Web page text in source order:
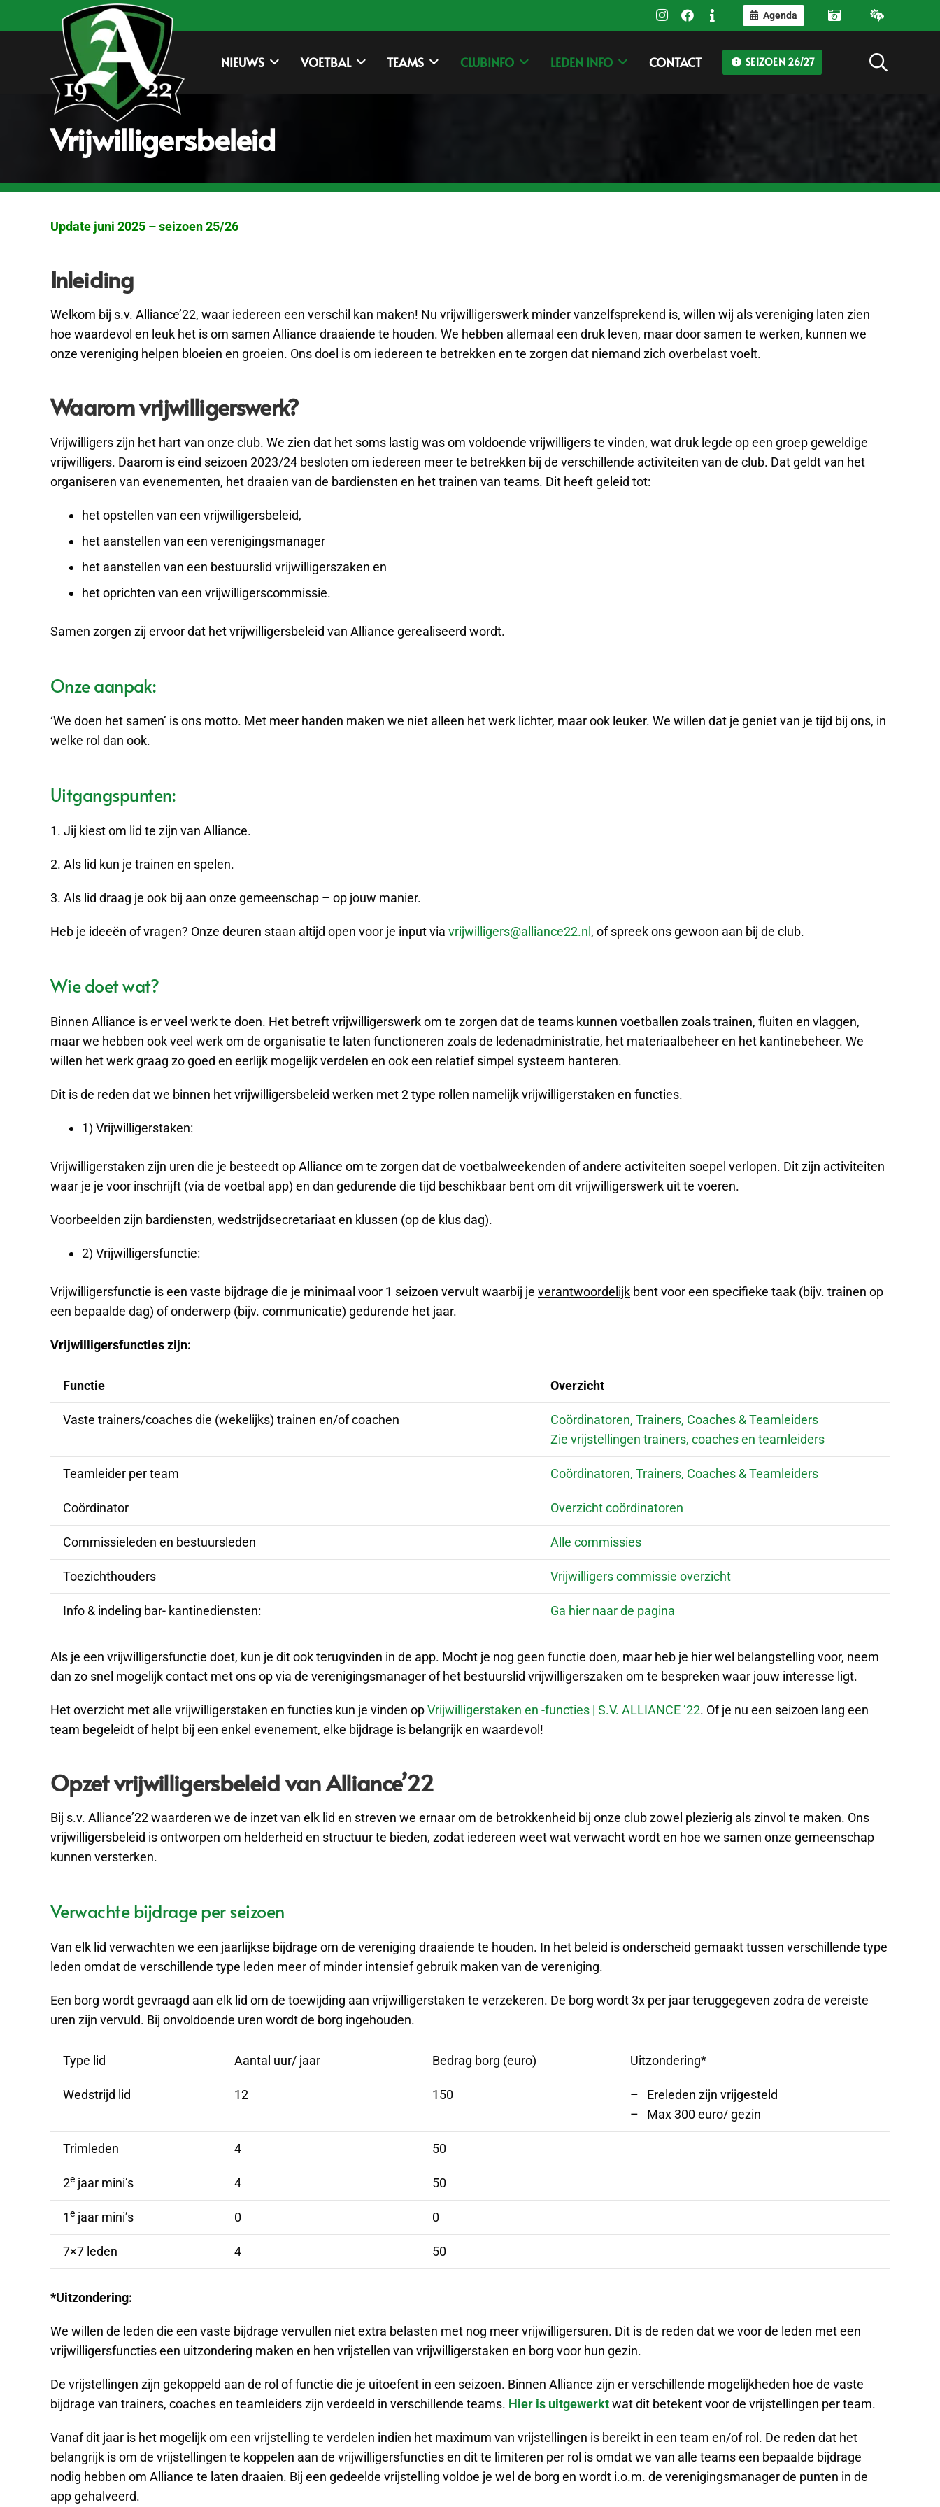
Agenda
NIEUWS VOETBAL TEAMS CLUBINFO LEDEN INFO CONTACT SEIZOEN 26/27
Vrijwilligersbeleid
Update juni 2025 – seizoen 25/26
Inleiding
Welkom bij s.v. Alliance’22, waar iedereen een verschil kan maken! Nu vrijwilligerswerk minder vanzelfsprekend is, willen wij als vereniging laten zien
hoe waardevol en leuk het is om samen Alliance draaiende te houden. We hebben allemaal een druk leven, maar door samen te werken, kunnen we
onze vereniging helpen bloeien en groeien. Ons doel is om iedereen te betrekken en te zorgen dat niemand zich overbelast voelt.
Waarom vrijwilligerswerk?
Vrijwilligers zijn het hart van onze club. We zien dat het soms lastig was om voldoende vrijwilligers te vinden, wat druk legde op een groep geweldige
vrijwilligers. Daarom is eind seizoen 2023/24 besloten om iedereen meer te betrekken bij de verschillende activiteiten van de club. Dat geldt van het
organiseren van evenementen, het draaien van de bardiensten en het trainen van teams. Dit heeft geleid tot:
het opstellen van een vrijwilligersbeleid,
het aanstellen van een verenigingsmanager
het aanstellen van een bestuurslid vrijwilligerszaken en
het oprichten van een vrijwilligerscommissie.
Samen zorgen zij ervoor dat het vrijwilligersbeleid van Alliance gerealiseerd wordt.
Onze aanpak:
‘We doen het samen’ is ons motto. Met meer handen maken we niet alleen het werk lichter, maar ook leuker. We willen dat je geniet van je tijd bij ons, in
welke rol dan ook.
Uitgangspunten:
1. Jij kiest om lid te zijn van Alliance.
2. Als lid kun je trainen en spelen.
3. Als lid draag je ook bij aan onze gemeenschap – op jouw manier.
Heb je ideeën of vragen? Onze deuren staan altijd open voor je input via vrijwilligers@alliance22.nl , of spreek ons gewoon aan bij de club.
Wie doet wat?
Binnen Alliance is er veel werk te doen. Het betreft vrijwilligerswerk om te zorgen dat de teams kunnen voetballen zoals trainen, fluiten en vlaggen,
maar we hebben ook veel werk om de organisatie te laten functioneren zoals de ledenadministratie, het materiaalbeheer en het kantinebeheer. We
willen het werk graag zo goed en eerlijk mogelijk verdelen en ook een relatief simpel systeem hanteren.
Dit is de reden dat we binnen het vrijwilligersbeleid werken met 2 type rollen namelijk vrijwilligerstaken en functies.
1) Vrijwilligerstaken:
Vrijwilligerstaken zijn uren die je besteedt op Alliance om te zorgen dat de voetbalweekenden of andere activiteiten soepel verlopen. Dit zijn activiteiten
waar je je voor inschrijft (via de voetbal app) en dan gedurende die tijd beschikbaar bent om dit vrijwilligerswerk uit te voeren.
Voorbeelden zijn bardiensten, wedstrijdsecretariaat en klussen (op de klus dag).
2) Vrijwilligersfunctie:
Vrijwilligersfunctie is een vaste bijdrage die je minimaal voor 1 seizoen vervult waarbij je verantwoordelijk bent voor een specifieke taak (bijv. trainen op
een bepaalde dag) of onderwerp (bijv. communicatie) gedurende het jaar.
Vrijwilligersfuncties zijn:
Functie Overzicht
Vaste trainers/coaches die (wekelijks) trainen en/of coachen
Coördinatoren, Trainers, Coaches & Teamleiders
Zie vrijstellingen trainers, coaches en teamleiders
Teamleider per team Coördinatoren, Trainers, Coaches & Teamleiders
Coördinator Overzicht coördinatoren
Commissieleden en bestuursleden Alle commissies
Toezichthouders Vrijwilligers commissie overzicht
Info & indeling bar- kantinediensten: Ga hier naar de pagina
Als je een vrijwilligersfunctie doet, kun je dit ook terugvinden in de app. Mocht je nog geen functie doen, maar heb je hier wel belangstelling voor, neem
dan zo snel mogelijk contact met ons op via de verenigingsmanager of het bestuurslid vrijwilligerszaken om te bespreken waar jouw interesse ligt.
Het overzicht met alle vrijwilligerstaken en functies kun je vinden opVrijwilligerstaken en -functies | S.V. ALLIANCE ’22. Of je nu een seizoen lang een
team begeleidt of helpt bij een enkel evenement, elke bijdrage is belangrijk en waardevol!
Opzet vrijwilligersbeleid van Alliance’22
Bij s.v. Alliance’22 waarderen we de inzet van elk lid en streven we ernaar om de betrokkenheid bij onze club zowel plezierig als zinvol te maken. Ons
vrijwilligersbeleid is ontworpen om helderheid en structuur te bieden, zodat iedereen weet wat verwacht wordt en hoe we samen onze gemeenschap
kunnen versterken.
Verwachte bijdrage per seizoen
Van elk lid verwachten we een jaarlijkse bijdrage om de vereniging draaiende te houden. In het beleid is onderscheid gemaakt tussen verschillende type
leden omdat de verschillende type leden meer of minder intensief gebruik maken van de vereniging.
Een borg wordt gevraagd aan elk lid om de toewijding aan vrijwilligerstaken te verzekeren. De borg wordt 3x per jaar teruggegeven zodra de vereiste
uren zijn vervuld. Bij onvoldoende uren wordt de borg ingehouden.
Type lid Aantal uur/ jaar Bedrag borg (euro) Uitzondering*
Wedstrijd lid 12 150
– Ereleden zijn vrijgesteld
– Max 300 euro/ gezin
Trimleden 4 50
2e jaar mini’s 4 50
1e jaar mini’s 0 0
7×7 leden 4 50
*Uitzondering:
We willen de leden die een vaste bijdrage vervullen niet extra belasten met nog meer vrijwilligersuren. Dit is de reden dat we voor de leden met een
vrijwilligersfuncties een uitzondering maken en hen vrijstellen van vrijwilligerstaken en borg voor hun gezin.
De vrijstellingen zijn gekoppeld aan de rol of functie die je uitoefent in een seizoen. Binnen Alliance zijn er verschillende mogelijkheden hoe de vaste
bijdrage van trainers, coaches en teamleiders zijn verdeeld in verschillende teams. Hier is uitgewerktwat dit betekent voor de vrijstellingen per team.
Vanaf dit jaar is het mogelijk om een vrijstelling te verdelen indien het maximum van vrijstellingen is bereikt in een team en/of rol. De reden dat het
belangrijk is om de vrijstellingen te koppelen aan de vrijwilligersfuncties en dit te limiteren per rol is omdat we van alle teams een bepaalde bijdrage
nodig hebben om Alliance te laten draaien. Bij een gedeelde vrijstelling voldoe je wel de borg en wordt i.o.m. de verenigingsmanager de punten in de
app gehalveerd.